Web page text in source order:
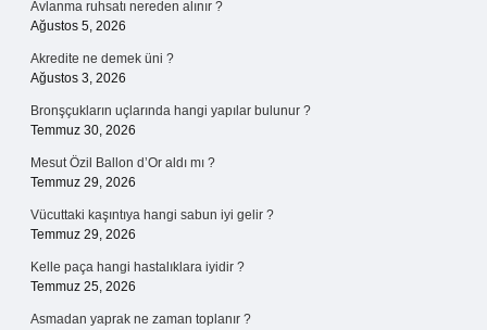
Avlanma ruhsatı nereden alınır ?
Ağustos 5, 2026
Akredite ne demek üni ?
Ağustos 3, 2026
Bronşçukların uçlarında hangi yapılar bulunur ?
Temmuz 30, 2026
Mesut Özil Ballon d’Or aldı mı ?
Temmuz 29, 2026
Vücuttaki kaşıntıya hangi sabun iyi gelir ?
Temmuz 29, 2026
Kelle paça hangi hastalıklara iyidir ?
Temmuz 25, 2026
Asmadan yaprak ne zaman toplanır ?